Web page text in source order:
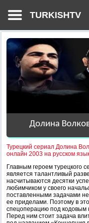
TURKISHTV
Долина
Турецкий сериал Долина
онлайн 2003 на русском
Главным героем турецкого
является талантливый
насчитываются десятки
любимчиком у своего
поставленными задачами
ее приделами. Поэтому в
спецоперацию под кодовым
Перед ним стоит задача